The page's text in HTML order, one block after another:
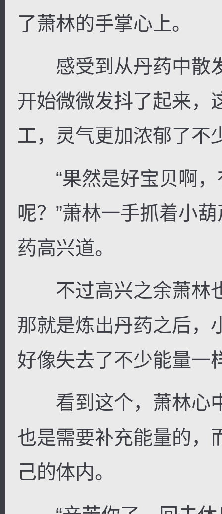
了萧林的手掌心上。
感受到从丹药中散
开始微微发抖了起来，
工，灵气更加浓郁了不
“果然是好宝贝啊，
呢？”萧林一手抓着小
药高兴道。
不过高兴之余萧林
那就是炼出丹药之后，
好像失去了不少能量一
看到这个，萧林心
也是需要补充能量的，
己的体内。